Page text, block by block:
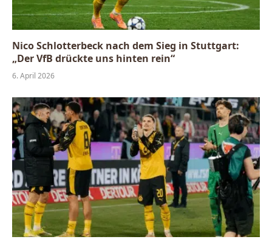
Nico Schlotterbeck nach dem Sieg in Stuttgart:
„Der VfB drückte uns hinten rein“
6. April 2026